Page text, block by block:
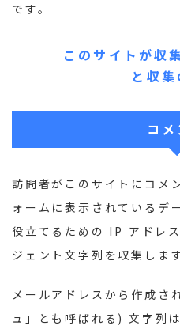
です。
このサイトが収
と収
コメ
訪問者がこのサイトにコメ
ォームに表示されているデ
役立てるための IP アドレ
ジェント文字列を収集します
メールアドレスから作成さ
ュ」とも呼ばれる) 文字列